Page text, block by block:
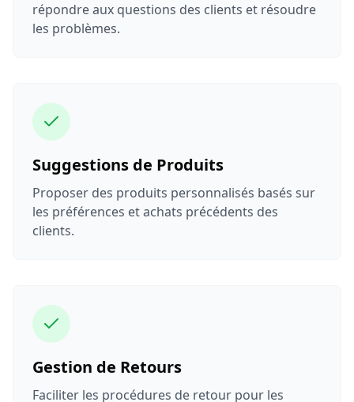
répondre aux questions des clients et résoudre
les problèmes.
Suggestions de Produits
Proposer des produits personnalisés basés sur
les préférences et achats précédents des
clients.
Gestion de Retours
Faciliter les procédures de retour pour les